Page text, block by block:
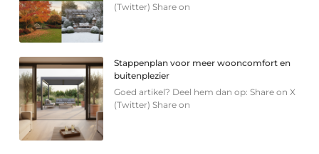
(Twitter) Share on
Stappenplan voor meer wooncomfort en
buitenplezier
Goed artikel? Deel hem dan op: Share on X
(Twitter) Share on